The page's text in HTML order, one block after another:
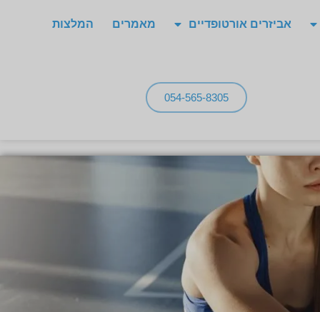
אביזרים אורטופדיים מאמרים המלצות
054-565-8305